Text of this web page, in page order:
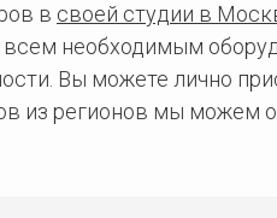
в своей студии в
необходимым
Вы можете лично
из регионов мы можем